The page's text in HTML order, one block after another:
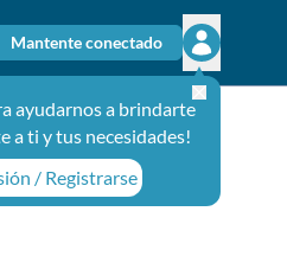
el idioma
de búsqueda
Mantente conectado
Abrir el
ayudarnos a brindarte
a ti y tus necesidades!
/ Registrarse